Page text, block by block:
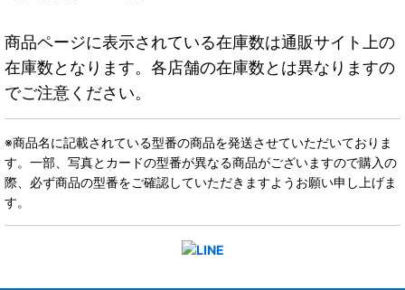
商品ページに表示されている在庫数は通販サイト上の
在庫数となります。各店舗の在庫数とは異なりますの
でご注意ください。
※商品名に記載されている型番の商品を発送させていただいておりま
す。一部、写真とカードの型番が異なる商品がございますので購入の
際、必ず商品の型番をご確認していただきますようお願い申し上げま
す。